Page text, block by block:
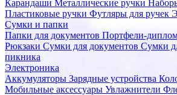
Карандаши Металлические ручки
Пластиковые ручки Футляры для ручек
Сумки и папки
Папки для документов Портфели-
Рюкзаки Сумки для документов Сумки
пикника
Электроника
Аккумуляторы Зарядные устройства
Мобильные аксессуары Увлажнители
Подарочные наборы
Бизнес наборыКофейные наборы
Наборы из кожиНаборы ручекНаборы с
Наборы с бутылками для воды
Наборы с
Наборы с кружками
флешкамиНовогодние наборыЧайные